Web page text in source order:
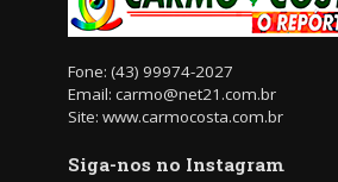
Fone: (43) 99974-2027
Email: carmo@net21.com.br
Site: www.carmocosta.com.br
Siga-nos no Instagram